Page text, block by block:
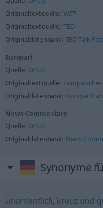
Originaltextquelle: WIT³
Originaltextquelle: TED
Originaldatenbank: TED Talk
Europarl
Quelle: OPUS
Originaltextquelle:
Originaldatenbank: Europarl
News-Commentary
Quelle: OPUS
Originaldatenbank: News
Synonyme
unordentlich, kreuz und